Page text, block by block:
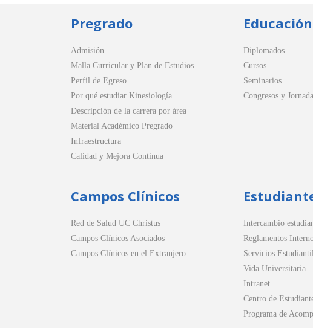
Pregrado
Admisión
Malla Curricular y Plan de Estudios
Perfil de Egreso
Por qué estudiar Kinesiología
Descripción de la carrera por área
Material Académico Pregrado
Infraestructura
Calidad y Mejora Continua
Diplomados
Cursos
Seminarios
Congresos y
Campos Clínicos
Red de Salud UC Christus
Campos Clínicos Asociados
Campos Clínicos en el Extranjero
Intercambio
Reglamentos
Servicios
Vida Universitaria
Intranet
Centro de
Programa de